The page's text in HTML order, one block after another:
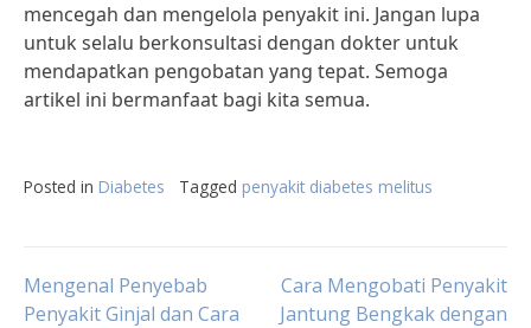
mencegah dan mengelola penyakit ini. Jangan lupa
untuk selalu berkonsultasi dengan dokter untuk
mendapatkan pengobatan yang tepat. Semoga
artikel ini bermanfaat bagi kita semua.
Posted in Diabetes Tagged penyakit diabetes melitus
Post
Mengenal Penyebab
Penyakit Ginjal dan Cara
Cara Mengobati Penyakit
Jantung Bengkak dengan